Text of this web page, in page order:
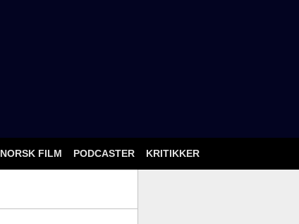
NORSK FILM PODCASTER KRITIKKER